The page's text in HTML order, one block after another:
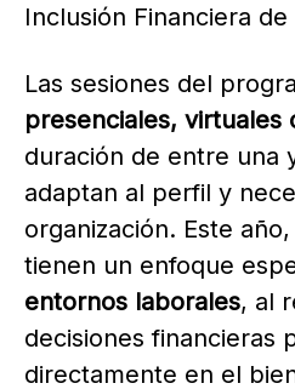
Inclusión Financiera
Las sesiones del
presenciales, virtuales
duración de entre una
adaptan al perfil y
organización. Este
tienen un enfoque
entornos laborales, al
decisiones financieras
directamente en el